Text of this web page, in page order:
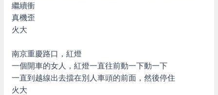
繼續衝
真機歪
火大
南京重慶路口，紅燈
一個開車的女人，紅燈一直往前動一下動一下
一直到越線出去擋在別人車頭的前面，然後停住
火大